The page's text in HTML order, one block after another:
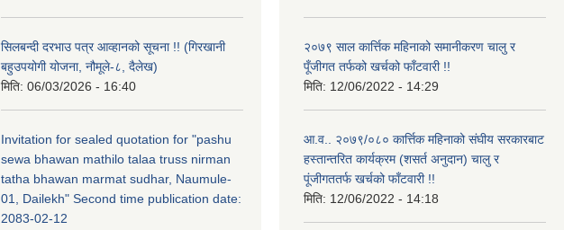
सिलबन्दी दरभाउ पत्र आव्हानको सूचना !! (गिरखानी
बहुउपयोगी योजना, नौमूले-८, दैलेख)
मिति: 06/03/2026 - 16:40
Invitation for sealed quotation for "pashu
sewa bhawan mathilo talaa truss nirman
tatha bhawan marmat sudhar, Naumule-
01, Dailekh" Second time publication date:
2083-02-12
२०७९ साल कार्त्तिक महिनाको समानीकरण चालु र
पूँजीगत तर्फको खर्चको फाँटवारी !!
मिति: 12/06/2022 - 14:29
आ.व.. २०७९/०८० कार्त्तिक महिनाको संघीय सरकारबाट
हस्तान्तरित कार्यक्रम (शसर्त अनुदान) चालु र
पूंजीगततर्फ खर्चको फाँटवारी !!
मिति: 12/06/2022 - 14:18